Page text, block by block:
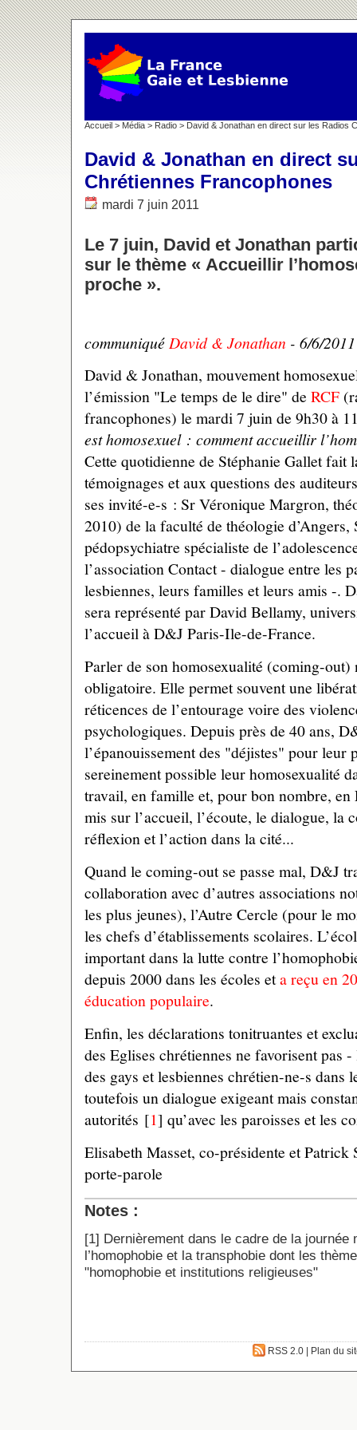
Accueil > Média > Radio > David & Jonathan en direct sur les Radios
David & Jonathan en direct
Chrétiennes Francophones
mardi 7 juin 2011
Le 7 juin, David et Jonathan
sur le thème « Accueillir
proche ».
communiqué David & Jonathan - 6/6/2011
David & Jonathan, mouvement
l’émission "Le temps de le dire" de RCF
francophones) le mardi 7 juin de 9h30 à
est homosexuel : comment accueillir
Cette quotidienne de Stéphanie Gallet fait
témoignages et aux questions des
ses invité-e-s : Sr Véronique Margron,
2010) de la faculté de théologie d’Angers,
pédopsychiatre spécialiste de
l’association Contact - dialogue entre les
lesbiennes, leurs familles et leurs amis -.
sera représenté par David Bellamy,
l’accueil à D&J Paris-Ile-de-France.
Parler de son homosexualité (coming-out)
obligatoire. Elle permet souvent une
réticences de l’entourage voire des
psychologiques. Depuis près de 40 ans,
l’épanouissement des "déjistes" pour leur
sereinement possible leur homosexualité
travail, en famille et, pour bon nombre, en
mis sur l’accueil, l’écoute, le dialogue, la
réflexion et l’action dans la cité...
Quand le coming-out se passe mal, D&J
collaboration avec d’autres associations
les plus jeunes), l’Autre Cercle (pour le
les chefs d’établissements scolaires.
important dans la lutte contre
depuis 2000 dans les écoles eta reçu en
éducation populaire.
Enfin, les déclarations tonitruantes et
des Eglises chrétiennes ne favorisent pas
des gays et lesbiennes chrétien-ne-s dans
toutefois un dialogue exigeant mais
autorités [1] qu’avec les paroisses et les
Elisabeth Masset, co-présidente et
porte-parole
Notes :
[1] Dernièrement dans le cadre de la journée
l’homophobie et la transphobie dont les
"homophobie et institutions religieuses"
RSS 2.0 Plan du